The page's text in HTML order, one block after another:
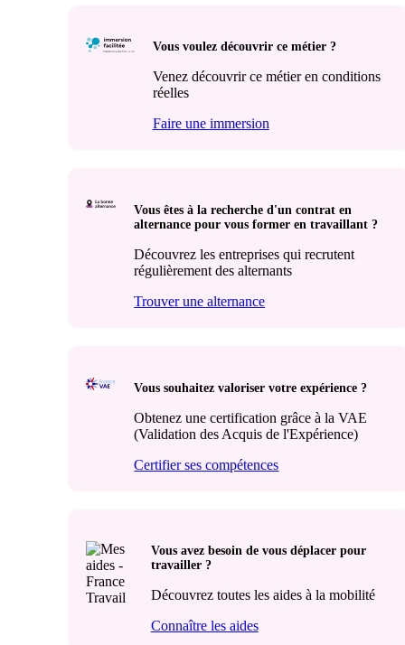
Vous voulez découvrir ce métier ?
Venez découvrir ce métier en conditions
réelles
Faire une immersion
Vous êtes à la recherche d'un contrat en
alternance pour vous former en travaillant ?
Découvrez les entreprises qui recrutent
régulièrement des alternants
Trouver une alternance
Vous souhaitez valoriser votre expérience ?
Obtenez une certification grâce à la VAE
(Validation des Acquis de l'Expérience)
Certifier ses compétences
Vous avez besoin de vous déplacer pour
travailler ?
Découvrez toutes les aides à la mobilité
Connaître les aides